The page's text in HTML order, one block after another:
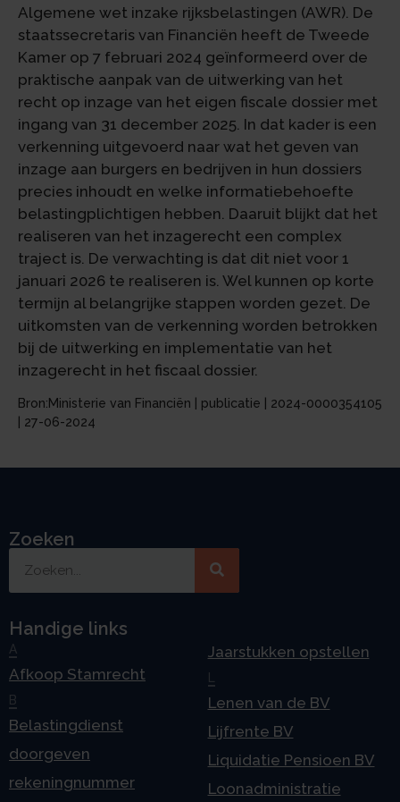
Algemene wet inzake rijksbelastingen (AWR). De
staatssecretaris van Financiën heeft de Tweede
Kamer op 7 februari 2024 geïnformeerd over de
praktische aanpak van de uitwerking van het
recht op inzage van het eigen fiscale dossier met
ingang van 31 december 2025. In dat kader is een
verkenning uitgevoerd naar wat het geven van
inzage aan burgers en bedrijven in hun dossiers
precies inhoudt en welke informatiebehoefte
belastingplichtigen hebben. Daaruit blijkt dat het
realiseren van het inzagerecht een complex
traject is. De verwachting is dat dit niet voor 1
januari 2026 te realiseren is. Wel kunnen op korte
termijn al belangrijke stappen worden gezet. De
uitkomsten van de verkenning worden betrokken
bij de uitwerking en implementatie van het
inzagerecht in het fiscaal dossier.
Bron:Ministerie van Financiën | publicatie | 2024-0000354105
| 27-06-2024
Zoeken
Handige links
A
Afkoop Stamrecht
B
Belastingdienst
doorgeven
rekeningnummer
Jaarstukken opstellen
Lenen van de BV
Lijfrente BV
Liquidatie Pensioen BV
Loonadministratie